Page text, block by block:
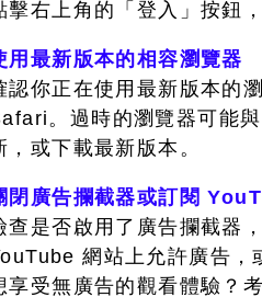
擊右上角的「登入」按鈕
用最新版本的相容瀏覽器
認你正在使用最新版本的
。過時的瀏覽器可能
，或下載最新版本。
閉廣告攔截器或訂閱
查是否啟用了廣告攔截器
網站上允許廣告，
享受無廣告的觀看體驗？